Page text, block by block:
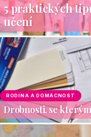
5 praktických
učení
RODINA A DOMÁCNOST
Drobnosti, se